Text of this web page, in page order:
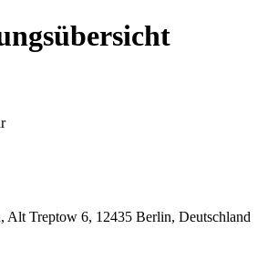
Alt Treptow 6, 12435 Berlin, Deutschland